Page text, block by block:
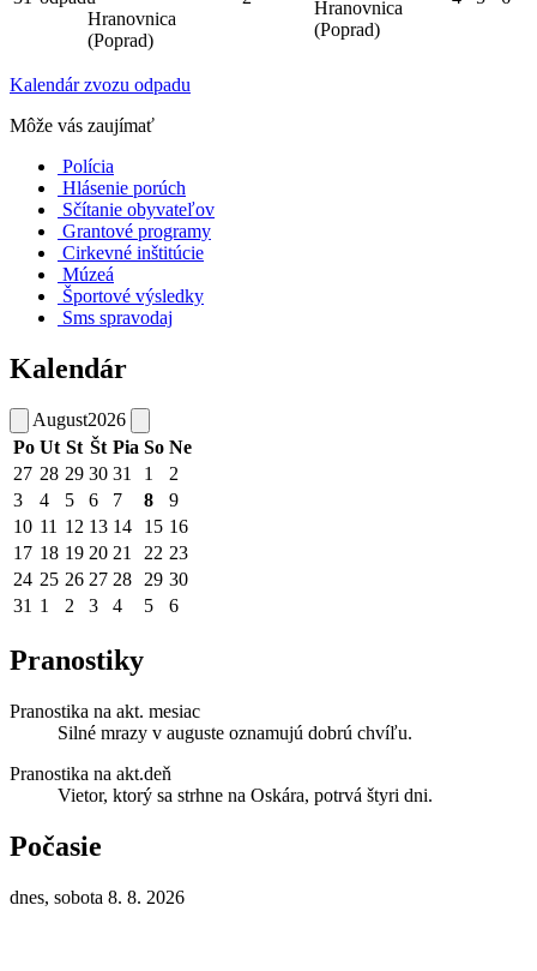
Hranovnica
(Poprad)
Hranovnica
(Poprad)
Kalendár zvozu odpadu
Môže vás zaujímať
Polícia
Hlásenie porúch
Sčítanie obyvateľov
Grantové programy
Cirkevné inštitúcie
Múzeá
Športové výsledky
Sms spravodaj
Kalendár
August2026
Po Ut St Št Pia So Ne
27 28 29 30 31 1
2
3
4 5 6 7 8
9
10 11 12 13 14 15 16
17 18 19 20 21 22 23
24 25 26 27 28 29 30
31 1 2 3 4 5 6
Pranostiky
Pranostika na akt. mesiac
Silné mrazy v auguste oznamujú dobrú chvíľu.
Pranostika na akt.deň
Vietor, ktorý sa strhne na Oskára, potrvá štyri dni.
Počasie
dnes, sobota 8. 8. 2026